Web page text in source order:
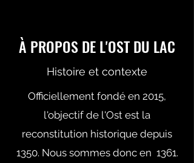
À PROPOS DE L'OST DU LAC
Histoire et contexte
Officiellement fondé en 2015,
l'objectif de l'Ost est la
reconstitution historique depuis
1350. Nous sommes donc en 1361.